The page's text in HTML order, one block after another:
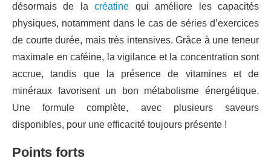
désormais de lacréatine qui améliore les capacités
physiques, notamment dans le cas de séries d’exercices
de courte durée, mais très intensives. Grâce à une teneur
maximale en caféine, la vigilance et la concentration sont
accrue, tandis que la présence de vitamines et de
minéraux favorisent un bon métabolisme énergétique.
Une formule complète, avec plusieurs saveurs
disponibles, pour une efficacité toujours présente !
Points forts